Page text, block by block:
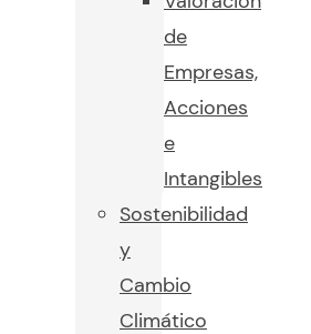
de
Empresas,
Acciones
e
Intangibles
Sostenibilidad
y
Cambio
Climático